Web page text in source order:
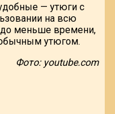
— утюги с
на всю
меньше времени,
утюгом.
Фото: youtube.com